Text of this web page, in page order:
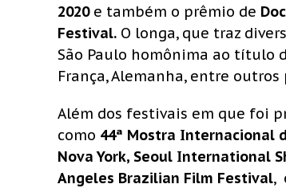
2020 e também o prêmio de
Festival. O longa, que traz
São Paulo homônima ao título
França, Alemanha, entre outros
Além dos festivais em que foi
como 44ª Mostra Internacional
Nova York, Seoul International
Angeles Brazilian Film Festival,